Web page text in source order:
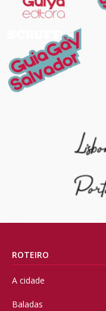
ROTEIRO
A cidade
Baladas